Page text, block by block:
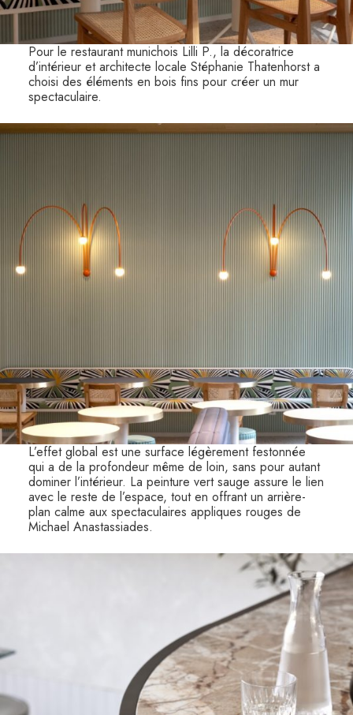
Pour le restaurant munichois Lilli P., la décoratrice
d’intérieur et architecte locale Stéphanie Thatenhorst a
choisi des éléments en bois fins pour créer un mur
spectaculaire.
L’effet global est une surface légèrement festonnée
qui a de la profondeur même de loin, sans pour autant
dominer l’intérieur. La peinture vert sauge assure le lien
avec le reste de l’espace, tout en offrant un arrière-
plan calme aux spectaculaires appliques rouges de
Michael Anastassiades.